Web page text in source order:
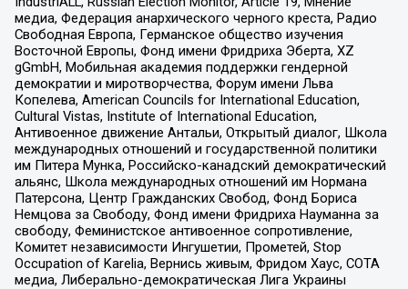
медиа, Федерация анархического черного креста, Радио
Свободная Европа, Германское общество изучения
Восточной Европы, Фонд имени Фридриха Эберта, XZ
gGmbH, Мобильная академия поддержки гендерной
демократии и миротворчества, Форум имени Льва
Копелева, American Councils for International Education,
Cultural Vistas, Institute of International Education,
Антивоенное движение Антальи, Открытый диалог, Школа
международных отношений и государственной политики
им Питера Мунка, Российско-канадский демократический
альянс, Школа международных отношений им Нормана
Патерсона, Центр Гражданских Свобод, Фонд Бориса
Немцова за Свободу, Фонд имени Фридриха Науманна за
свободу, Феминистское антивоенное сопротивление,
Комитет независимости Ингушетии, Прометей, Stop
Occupation of Karelia, Вернись живым, Фридом Хаус, СОТА
медиа, Либерально-демократическая Лига Украины